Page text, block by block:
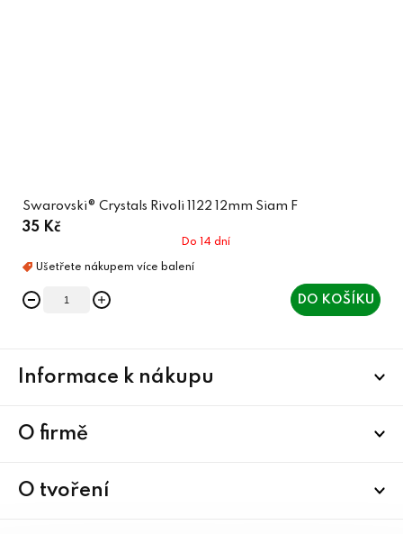
Swarovski® Crystals Rivoli 1122 12mm Siam F
35 Kč
Do 14 dní
DO KOŠÍKU
Informace k nákupu
O firmě
O tvoření